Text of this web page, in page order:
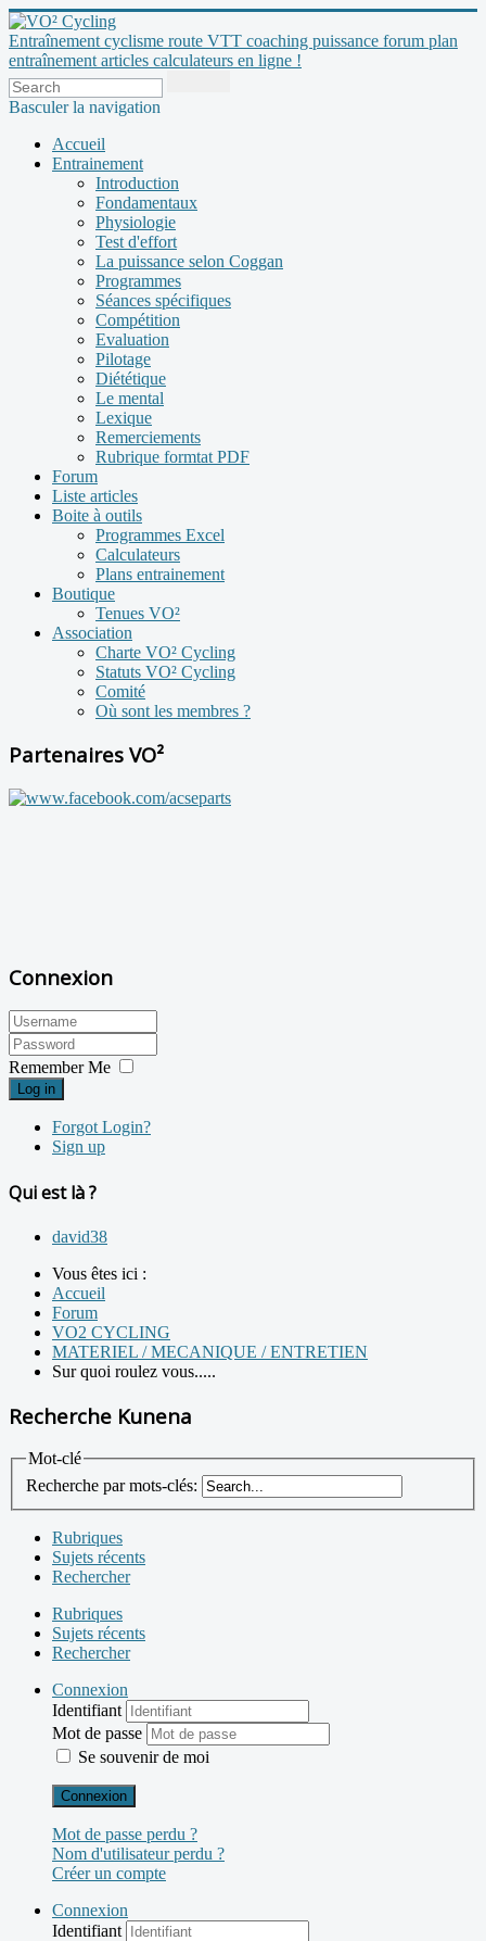
Entraînement cyclisme route VTT coaching puissance forum plan
entraînement articles calculateurs en ligne !
Basculer la navigation
Accueil
Entrainement
Introduction
Fondamentaux
Physiologie
Test d'effort
La puissance selon Coggan
Programmes
Séances spécifiques
Compétition
Evaluation
Pilotage
Diététique
Le mental
Lexique
Remerciements
Rubrique formtat PDF
Forum
Liste articles
Boite à outils
Programmes Excel
Calculateurs
Plans entrainement
Boutique
Tenues VO²
Association
Charte VO² Cycling
Statuts VO² Cycling
Comité
Où sont les membres ?
Partenaires VO²
Connexion
Remember Me
Log in
Forgot Login?
Sign up
Qui est là ?
david38
Vous êtes ici :
Accueil
Forum
VO2 CYCLING
MATERIEL / MECANIQUE / ENTRETIEN
Sur quoi roulez vous.....
Recherche Kunena
Mot-clé
Recherche par mots-clés:
Rubriques
Sujets récents
Rechercher
Rubriques
Sujets récents
Rechercher
Connexion
Identifiant
Mot de passe
Se souvenir de moi
Connexion
Mot de passe perdu ?
Nom d'utilisateur perdu ?
Créer un compte
Connexion
Identifiant